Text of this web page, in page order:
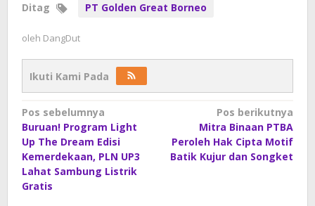
Ditag PT Golden Great Borneo
oleh DangDut
Ikuti Kami Pada
Navigasi
pos
Pos sebelumnya
Buruan! Program Light
Up The Dream Edisi
Kemerdekaan, PLN UP3
Lahat Sambung Listrik
Gratis
Pos berikutnya
Mitra Binaan PTBA
Peroleh Hak Cipta Motif
Batik Kujur dan Songket